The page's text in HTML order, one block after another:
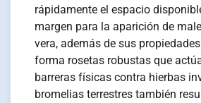
rápidamente el espacio
margen para la aparición de
vera, además de sus
forma rosetas robustas que
barreras físicas contra hierbas
bromelias terrestres también